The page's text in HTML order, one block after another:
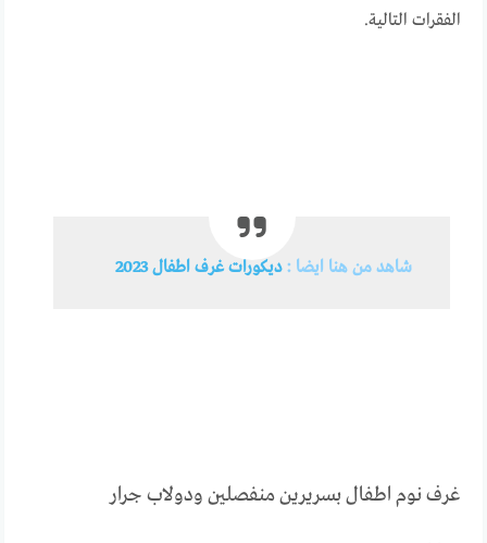
الفقرات التالية.
شاهد من هنا ايضا :ديكورات غرف اطفال 2023
غرف نوم اطفال بسريرين منفصلين ودولاب جرار